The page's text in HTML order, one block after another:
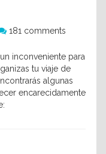
181 comments
inconveniente para
tu viaje de
algunas
encarecidamente